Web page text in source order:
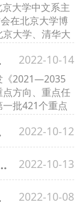
大学中文系主
在北京大学博
大学、清华大
大学、北京语
长、总编辑鲍
中国当代文艺
一批）》 2022-10-14
《2021—2035
方向、重点任
批421个重点
研究》入选。
议 2022-10-12
约宝石山”登山活动 2022-10-13
同体 2022-10-08